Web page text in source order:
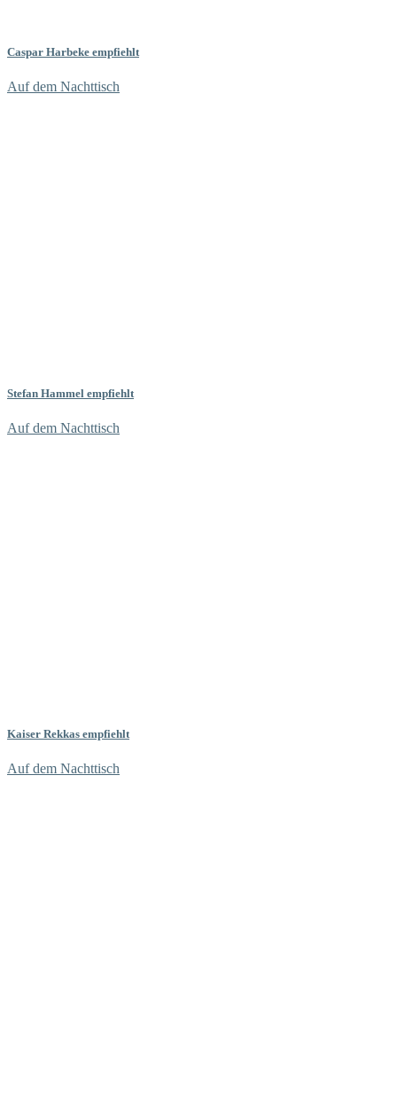
Caspar Harbeke empfiehlt
Auf dem Nachttisch
Stefan Hammel empfiehlt
Auf dem Nachttisch
Kaiser Rekkas empfiehlt
Auf dem Nachttisch